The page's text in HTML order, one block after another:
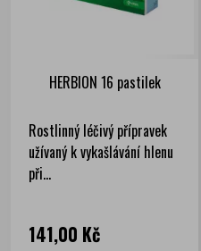
HERBION 16 pastilek
Rostlinný léčivý přípravek
užívaný k vykašlávání hlenu
při...
Cena
141,00 Kč